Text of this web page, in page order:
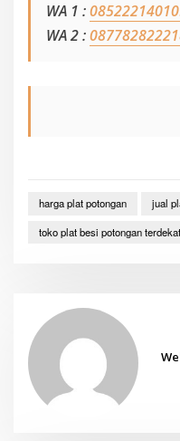
WA 1 :
WA 2 :
harga plat potongan jual
toko plat besi potongan terdekat